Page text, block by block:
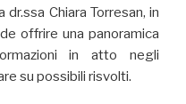
Chiara Torresan, in
offrire una panoramica
in atto negli
su possibili risvolti.